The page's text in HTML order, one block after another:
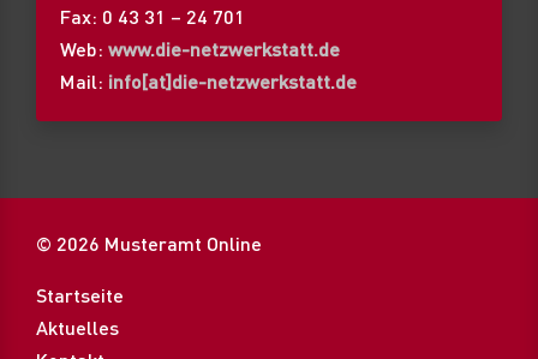
Fax: 0 43 31 – 24 701
Web: www.die-netzwerkstatt.de
Mail: info[at]die-netzwerkstatt.de
© 2026 Musteramt Online
Startseite
Aktuelles